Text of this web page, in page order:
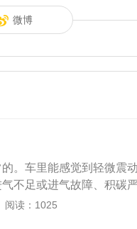
微博
。车里能感觉到轻微震
不足或进气故障、积碳
发动机机脚胶老化或松脱
阅读：1025